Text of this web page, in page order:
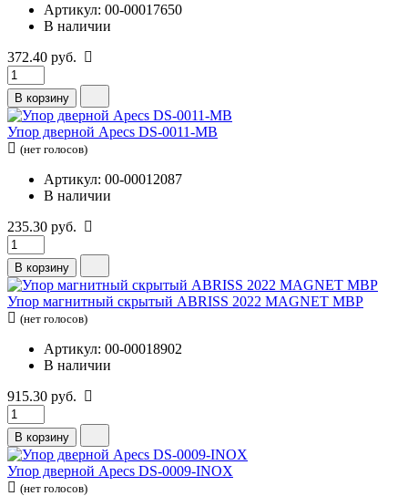
Артикул: 00-00017650
В наличии
372.40 руб.
В корзину
Упор дверной Apecs DS-0011-MB
(нет голосов)
Артикул: 00-00012087
В наличии
235.30 руб.
В корзину
Упор магнитный скрытый ABRISS 2022 MAGNET MBP
(нет голосов)
Артикул: 00-00018902
В наличии
915.30 руб.
В корзину
Упор дверной Apecs DS-0009-INOX
(нет голосов)